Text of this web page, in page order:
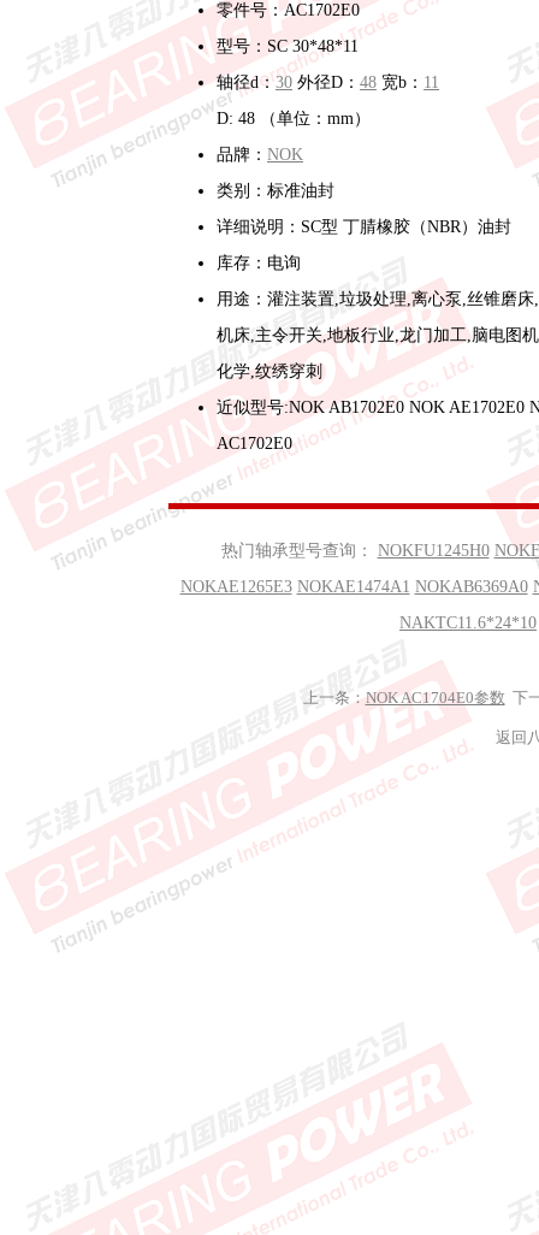
零件号：AC1702E0
型号：SC 30*48*11
轴径d：30 外径D： 48 宽b： 11
D: 48 （单位：mm）
品牌： NOK
类别：标准油封
详细说明：SC型 丁腈橡胶（NBR）油封
库存：电询
用途：灌注装置,垃圾处理,离心泵,丝锥磨床
机床,主令开关,地板行业,龙门加工,脑电图
化学,纹绣穿刺
近似型号:NOK AB1702E0 NOK AE1702E0
AC1702E0
热门轴承型号查询： NOKFU1245H0
NOKAE1265E3 NOKAE1474A1 NOKAB6369A0
NAKTC11.6*24*10
上一条： NOK AC1704E0参数 下
返回